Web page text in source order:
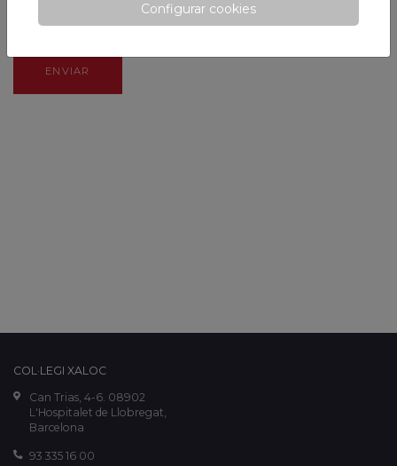
He leído y acepto las condiciones de Privacidad.
ENVIAR
COL·LEGI XALOC
Can Trias, 4-6. 08902
L'Hospitalet de Llobregat,
Barcelona
93 335 16 00
Configurar cookies